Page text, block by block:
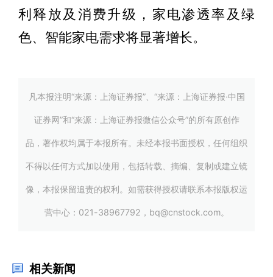
利释放及消费升级，家电渗透率及绿
色、智能家电需求将显著增长。
凡本报注明“来源：上海证券报”、“来源：上海证券报·中国
证券网”和“来源：上海证券报微信公众号”的所有原创作
品，著作权均属于本报所有。未经本报书面授权，任何组织
不得以任何方式加以使用，包括转载、摘编、复制或建立镜
像，本报保留追责的权利。如需获得授权请联系本报版权运
营中心：021-38967792，bq@cnstock.com。
相关新闻